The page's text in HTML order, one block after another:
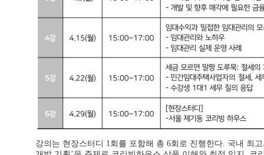
강의는 현장스터디 1회를 포함해 총 6회로 진행한다. 국내 최